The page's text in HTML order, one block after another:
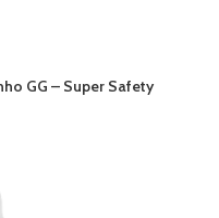
GG – Super Safety